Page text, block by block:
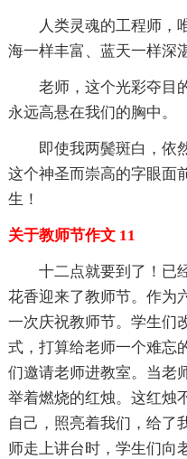
人类灵魂的工程师，唯
海一样丰富、蓝天一样深
老师，这个光彩夺目的
永远高悬在我们的胸中。
即使我两鬓斑白，依然
这个神圣而崇高的字眼面
生！
关于教师节作文 11
十二点就要到了！已经
花香迎来了教师节。作为
一次庆祝教师节。学生们
式，打算给老师一个难忘
们邀请老师进教室。当老
举着燃烧的红烛。这红烛
自己，照亮着我们，给了
师走上讲台时，学生们向